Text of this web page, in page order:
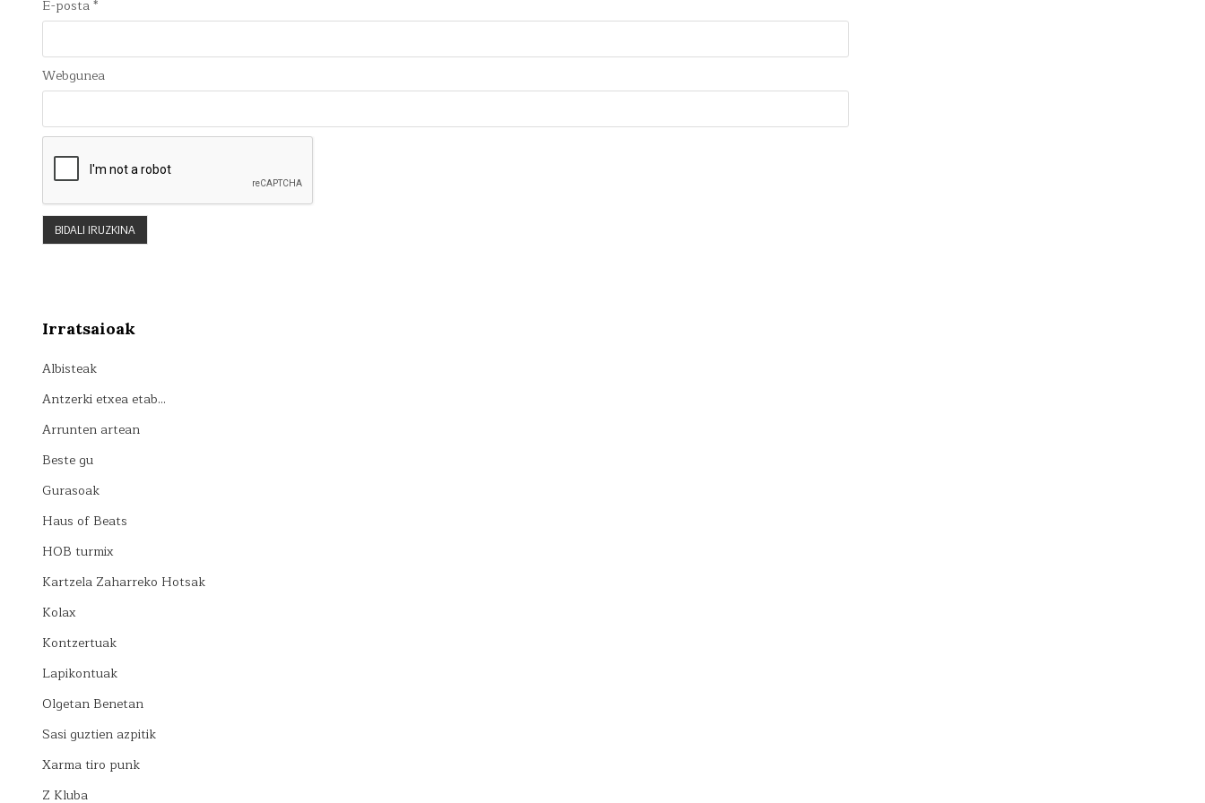
E-posta*
Webgunea
Irratsaioak
Albisteak
Antzerki etxea etab…
Arrunten artean
Beste gu
Gurasoak
Haus of Beats
HOB turmix
Kartzela Zaharreko Hotsak
Kolax
Kontzertuak
Lapikontuak
Olgetan Benetan
Sasi guztien azpitik
Xarma tiro punk
Z Kluba